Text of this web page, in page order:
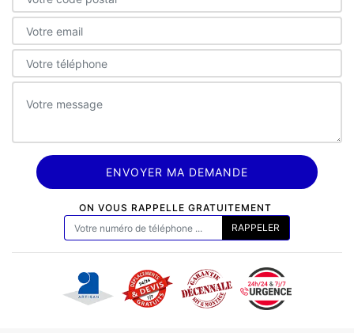
ON VOUS RAPPELLE GRATUITEMENT